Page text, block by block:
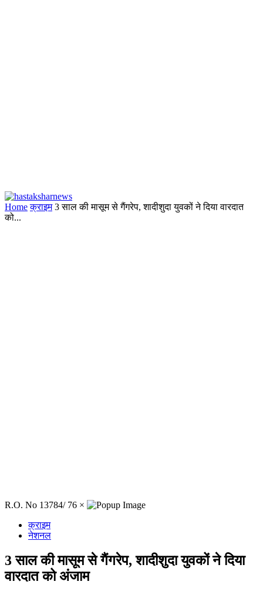
Home क्राइम 3 साल की मासूम से गैंगरेप, शादीशुदा युवकों ने दिया वारदात
को...
R.O. No 13784/ 76 ×
क्राइम
नेशनल
3 साल की मासूम से गैंगरेप, शादीशुदा युवकों ने दिया
वारदात को अंजाम